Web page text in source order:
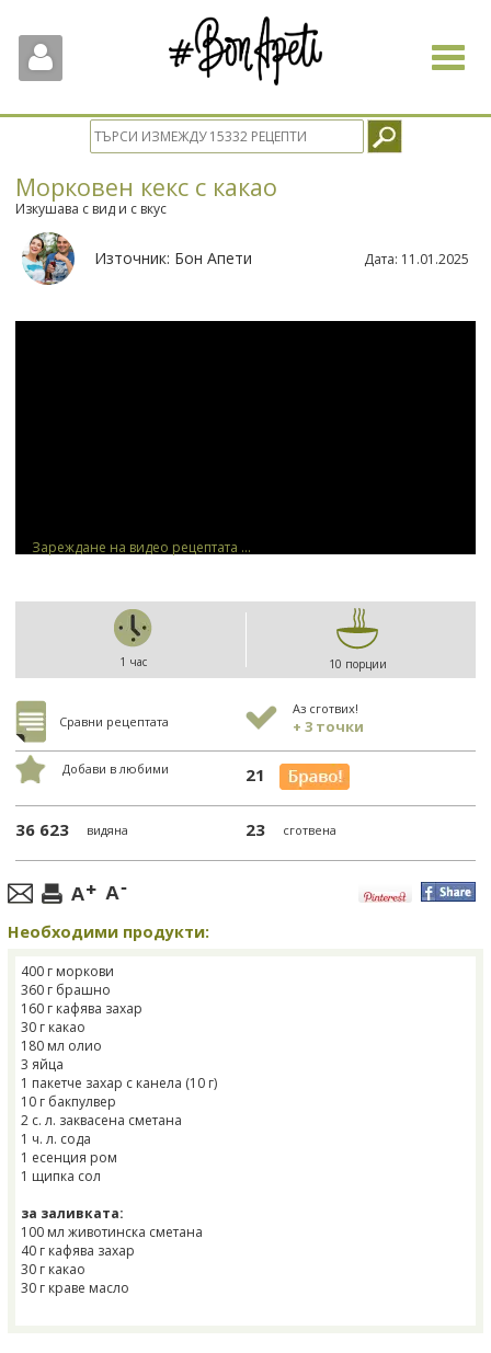
Toggle
Морковен кекс с какао
Изкушава с вид и с вкус
Източник: Бон Апети Дата: 11.01.2025
Зареждане на видео рецептата ...
1 час 10 порции
Сравни рецептата
Аз сготвих!
+ 3 точки
Добави в любими 21
36 623 видяна 23 сготвена
Необходими продукти:
400 г моркови
360 г брашно
160 г кафява захар
30 г какао
180 мл олио
3 яйца
1 пакетче захар с канела (10 г)
10 г бакпулвер
2 с. л. заквасена сметана
1 ч. л. сода
1 есенция ром
1 щипка сол
за заливката:
100 мл животинска сметана
40 г кафява захар
30 г какао
30 г краве масло